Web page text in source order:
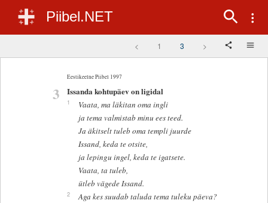
Piibel.NET
< 1 3 >
Eestikeelne Piibel 1997
3 Issanda kohtupäev on ligidal
1
Vaata, ma läkitan oma ingli
ja tema valmistab minu ees teed.
Ja äkitselt tuleb oma templi juurde
Issand, keda te otsite,
ja lepingu ingel, keda te igatsete.
Vaata, ta tuleb,
ütleb vägede Issand.
2
Aga kes suudab taluda tema tuleku päeva?